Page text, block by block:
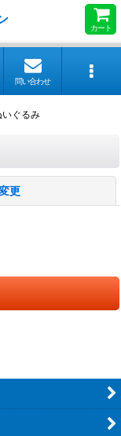
カート
問い合わせ
いぐるみ
更